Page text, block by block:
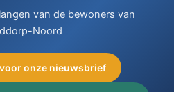
van de bewoners van
Noord
onze nieuwsbrief